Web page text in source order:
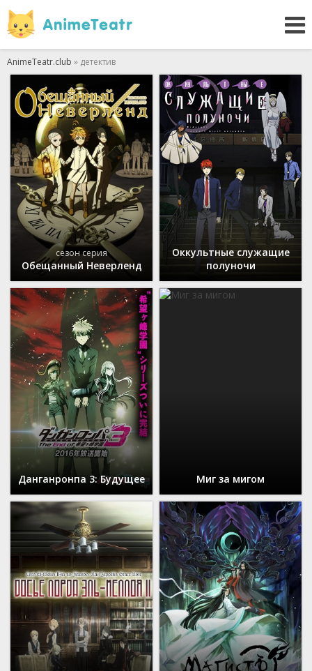
AnimeTeatr.club » детектив
сезон серия
Обещанный Неверленд
Оккультные служащие
полуночи
Данганронпа 3: Будущее Миг за мигом